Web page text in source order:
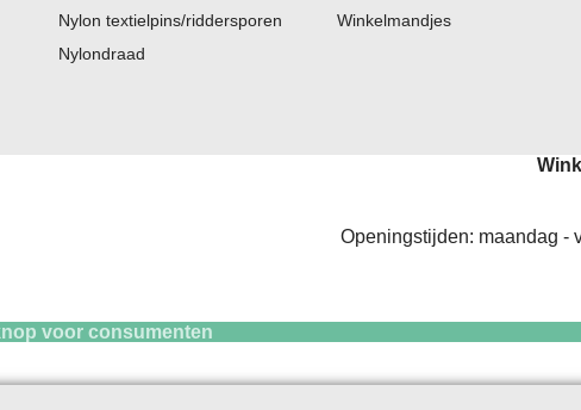
Nylon textielpins/riddersporen
Nylondraad
Winkelmandjes
Openingstijden: maandag -
voor